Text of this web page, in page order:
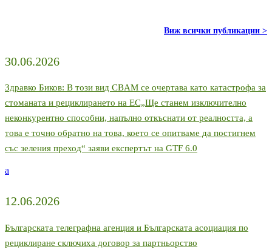
Виж всички публикации >
30.06.2026
Здравко Биков: В този вид CBAM се очертава като катастрофа за
стоманата и рециклирането на ЕС„Ще станем изключително
неконкурентно способни, напълно откъснати от реалността, а
това е точно обратно на това, което се опитваме да постигнем
със зеления преход“ заяви експертът на GTF 6.0
a
12.06.2026
Българската телеграфна агенция и Българската асоциация по
рециклиране сключиха договор за партньорство